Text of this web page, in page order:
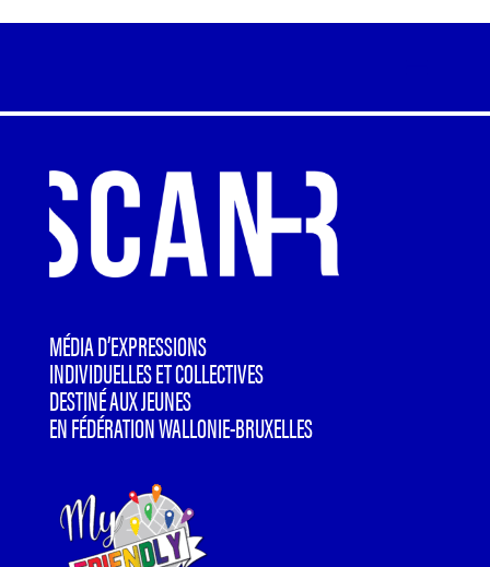
MÉDIA D’EXPRESSIONS
INDIVIDUELLES ET COLLECTIVES
DESTINÉ AUX JEUNES
EN FÉDÉRATION WALLONIE-BRUXELLES